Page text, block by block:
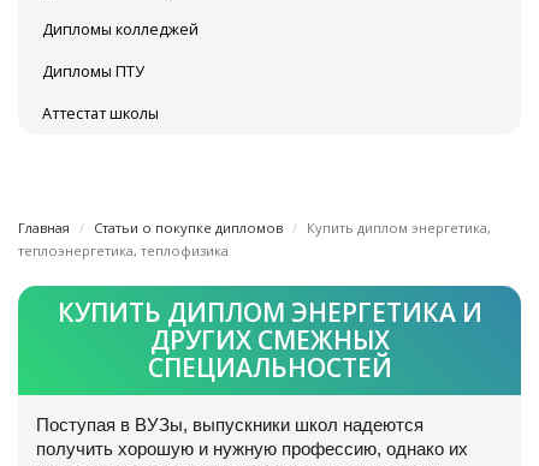
Дипломы колледжей
Дипломы ПТУ
Аттестат школы
Главная Статьи о покупке дипломов
Купить диплом энергетика,
теплоэнергетика, теплофизика
КУПИТЬ ДИПЛОМ ЭНЕРГЕТИКА И
ДРУГИХ СМЕЖНЫХ
СПЕЦИАЛЬНОСТЕЙ
Поступая в ВУЗы, выпускники школ надеются
получить хорошую и нужную профессию, однако их